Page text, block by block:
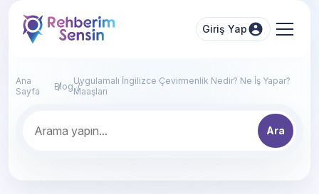
Giriş Yap
Ana
Sayfa
BlogUygulamalı İngilizce Çevirmenlik Nedir? Ne İş Yapar?
Maaşları
Ara